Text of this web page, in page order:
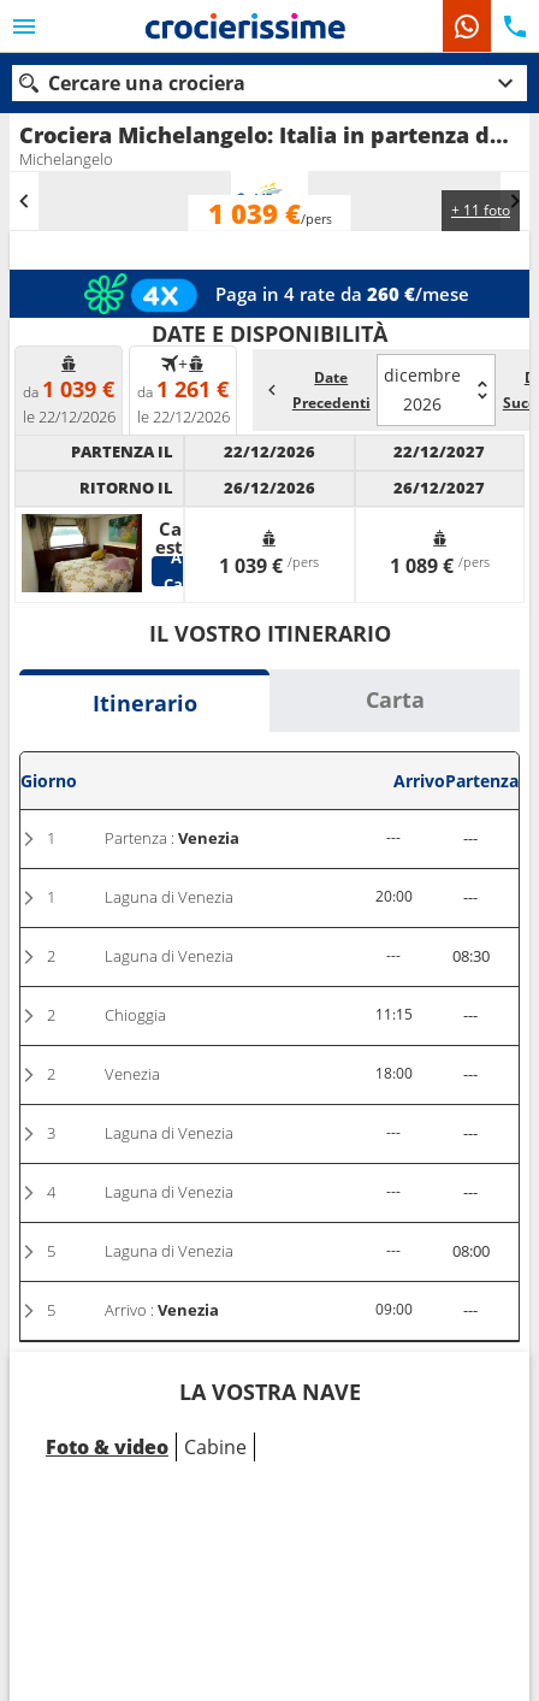
Crociera Michelangelo: Italia in partenza da Venezia
Michelangelo
+ 11 foto
1 039 €/pers
Paga in 4 rate da 260 €/mese
DATE E DISPONIBILITÀ
da 1 039 €
le 22/12/2026
+
da 1 261 €
le 22/12/2026
Date
Precedenti
dicembre
2026
PARTENZA IL
RITORNO IL
Cabina
esterna
Altre
Cabine
22/12/2026
26/12/2026
1 039 € /pers
22/12/2027
26/12/2027
1 089 € /pers
IL VOSTRO ITINERARIO
Itinerario Carta
Giorno ArrivoPartenza
1 Partenza :Venezia --- ---
1 Laguna di Venezia 20:00 ---
2 Laguna di Venezia --- 08:30
2 Chioggia 11:15 ---
2 Venezia 18:00 ---
3 Laguna di Venezia --- ---
4 Laguna di Venezia --- ---
5 Laguna di Venezia --- 08:00
5 Arrivo :Venezia 09:00 ---
LA VOSTRA NAVE
Foto & video Cabine
Cercare una crociera
Le nostre destinazioni
Mesi di partenza
Porti Compagnie
Ricerca